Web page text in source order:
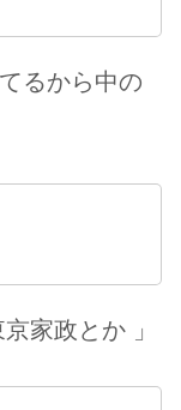
るから中の
家政とか 」